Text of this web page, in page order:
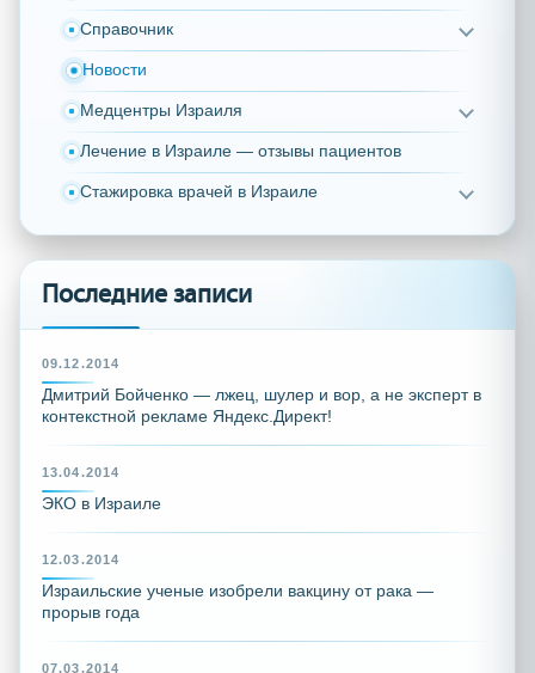
Справочник
Новости
Медцентры Израиля
Лечение в Израиле — отзывы пациентов
Стажировка врачей в Израиле
Последние записи
09.12.2014
Дмитрий Бойченко — лжец, шулер и вор, а не эксперт в
контекстной рекламе Яндекс.Директ!
13.04.2014
ЭКО в Израиле
12.03.2014
Израильские ученые изобрели вакцину от рака —
прорыв года
07.03.2014